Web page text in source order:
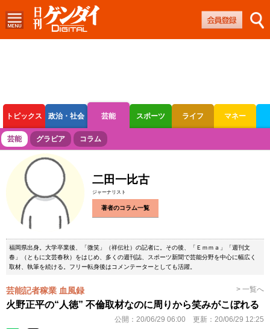
トピックス 政治・社会 芸能 スポーツ ライフ マネー
ボートレース 競輪 オートレース
芸能 グラビア コラム
二田一比古
ジャーナリスト
著者のコラム一覧
福岡県出身。大学卒業後、「微笑」（祥伝社）の記者に。その後、「Ｅｍｍａ」「週刊文
春」（ともに文芸春秋）をはじめ、多くの週刊誌、スポーツ新聞で芸能分野を中心に幅広く
取材、執筆を続ける。フリー転身後はコメンテーターとしても活躍。
芸能記者稼業 血風録 > 一覧へ
火野正平の“人徳” 不倫取材なのに周りから笑みがこぼれる
公開： 20/06/29 06:00 更新： 20/06/29 12:25